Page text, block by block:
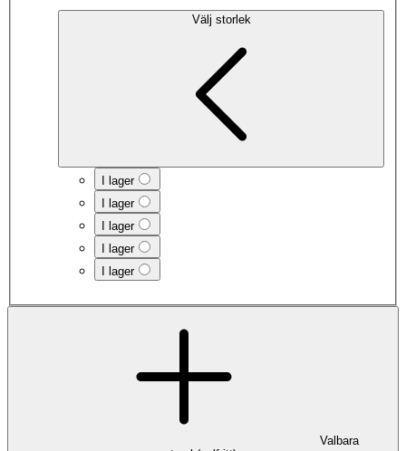
Välj storlek
I lager
I lager
I lager
I lager
I lager
Valbara